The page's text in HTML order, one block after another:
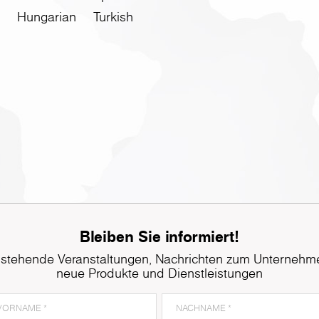
Hungarian
Turkish
Bleiben Sie informiert!
Veranstaltungen, Nachrichten zum
neue Produkte und Dienstleistungen